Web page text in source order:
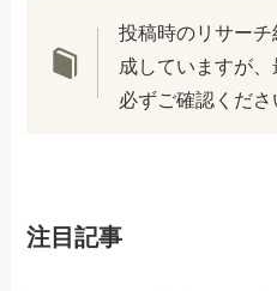
投稿時のリサー
成していますが
必ずご確認くださ
注目記事